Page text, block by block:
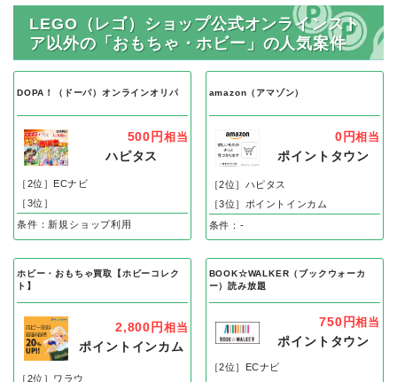
LEGO（レゴ）ショップ公式オンラインスト
ア以外の「おもちゃ・ホビー」の人気案件
DOPA！（ドーパ）オンラインオリパ
500円 相当
ハピタス
［2位］ECナビ
［3位］
条件：新規ショップ利用
amazon（アマゾン）
0円相当
ポイントタウン
［2位］ハピタス
［3位］ポイントインカム
条件：-
ホビー・おもちゃ買取【ホビーコレク
ト】
2,800円 相当
ポイントインカム
［2位］ワラウ
BOOK☆WALKER（ブックウォーカ
ー）読み放題
750円相当
ポイントタウン
［2位］ECナビ